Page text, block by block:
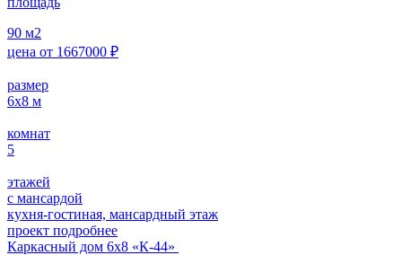
90 м2
цена от 1667000 ₽
размер
6х8 м
комнат
5
этажей
с мансардой
кухня-гостиная, мансардный этаж
проект подробнее
Каркасный дом 6х8 «К-44»